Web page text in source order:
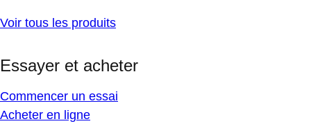
Voir tous les produits
Essayer et acheter
Commencer un essai
Acheter en ligne